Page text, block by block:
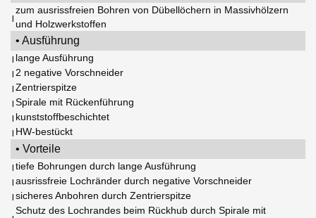
|
zum ausrissfreien Bohren von Dübellöchern in Massivhölzern
und Holzwerkstoffen
• Ausführung
| lange Ausführung
| 2 negative Vorschneider
| Zentrierspitze
| Spirale mit Rückenführung
| kunststoffbeschichtet
| HW-bestückt
• Vorteile
| tiefe Bohrungen durch lange Ausführung
| ausrissfreie Lochränder durch negative Vorschneider
| sicheres Anbohren durch Zentrierspitze
Schutz des Lochrandes beim Rückhub durch Spirale mit